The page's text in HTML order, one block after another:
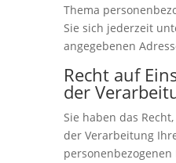
Thema
Sie sich jederzeit
angegebenen
Recht auf
der
Sie haben das
der Verarbeitung